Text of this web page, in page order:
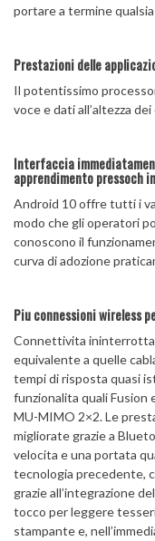
portare a termine
Prestazioni delle
Il potentissimo
voce e dati all’altezza
Interfaccia
apprendimento pressoch
Android 10 offre tutti i
modo che gli operatori
conoscono il
curva di adozione
Piu connessioni wireless
Connettivita ininterrotta
equivalente a quelle
tempi di risposta quasi
funzionalita quali Fusion
MU-MIMO 2×2. Le
migliorate grazie a
velocita e una portata
tecnologia precedente,
grazie all’integrazione
tocco per leggere
stampante e,